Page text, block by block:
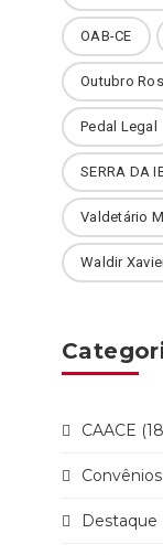
OAB-CE
Outubro
Pedal Legal
SERRA DA
Valdetário
Waldir
CAACE
Destaque